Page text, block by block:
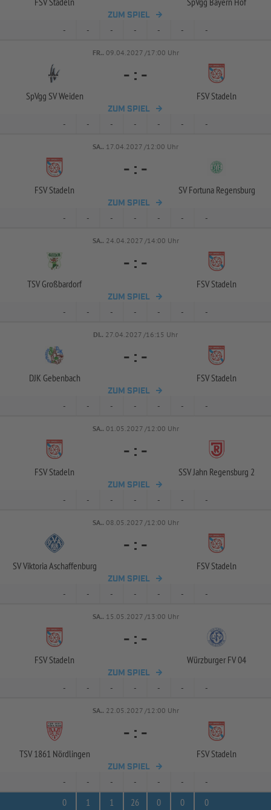
ZUM SPIEL
- - - - - - -
FR.. 09.04.2027 /17:00 Uhr
SpVgg SV Weiden
- : -
FSV Stadeln
ZUM SPIEL
- - - - - - -
SA.. 17.04.2027 /12:00 Uhr
FSV Stadeln
- : -
SV Fortuna Regensburg
ZUM SPIEL
- - - - - - -
SA.. 24.04.2027 /14:00 Uhr
TSV Großbardorf
- : -
FSV Stadeln
ZUM SPIEL
- - - - - - -
DI.. 27.04.2027 /16:15 Uhr
DJK Gebenbach
- : -
FSV Stadeln
ZUM SPIEL
- - - - - - -
SA.. 01.05.2027 /12:00 Uhr
FSV Stadeln
- : -
SSV Jahn Regensburg 2
ZUM SPIEL
- - - - - - -
SA.. 08.05.2027 /12:00 Uhr
SV Viktoria Aschaffenburg
- : -
FSV Stadeln
ZUM SPIEL
- - - - - - -
SA.. 15.05.2027 /13:00 Uhr
FSV Stadeln
- : -
Würzburger FV 04
ZUM SPIEL
- - - - - - -
SA.. 22.05.2027 /12:00 Uhr
TSV 1861 Nördlingen
- : -
FSV Stadeln
ZUM SPIEL
- - - - - -
-
0
1 1 26 0 0 0